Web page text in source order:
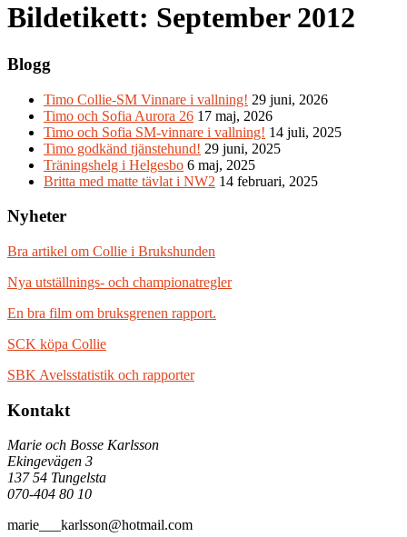
Bildetikett: September 2012
Blogg
Timo Collie-SM Vinnare i vallning! 29 juni, 2026
Timo och Sofia Aurora 26 17 maj, 2026
Timo och Sofia SM-vinnare i vallning! 14 juli, 2025
Timo godkänd tjänstehund! 29 juni, 2025
Träningshelg i Helgesbo 6 maj, 2025
Britta med matte tävlat i NW2 14 februari, 2025
Nyheter
Bra artikel om Collie i Brukshunden
Nya utställnings- och championatregler
En bra film om bruksgrenen rapport.
SCK köpa Collie
SBK Avelsstatistik och rapporter
Kontakt
Marie och Bosse Karlsson
Ekingevägen 3
137 54 Tungelsta
070-404 80 10
marie___karlsson@hotmail.com